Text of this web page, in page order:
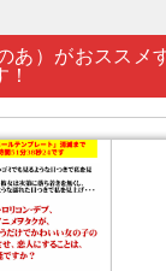
あ）がおススメ